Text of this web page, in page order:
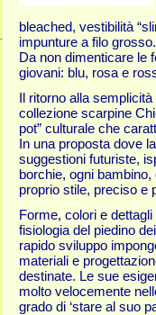
bleached, vestibilità
impunture a filo grosso.
Da non dimenticare le
giovani: blu, rosa e
Il ritorno alla
collezione scarpine
pot” culturale che
In una proposta dove
suggestioni futuriste,
borchie, ogni
proprio stile, preciso e
Forme, colori e
fisiologia del piedino
rapido sviluppo
materiali e
destinate. Le sue
molto velocemente
grado di ‘stare al suo